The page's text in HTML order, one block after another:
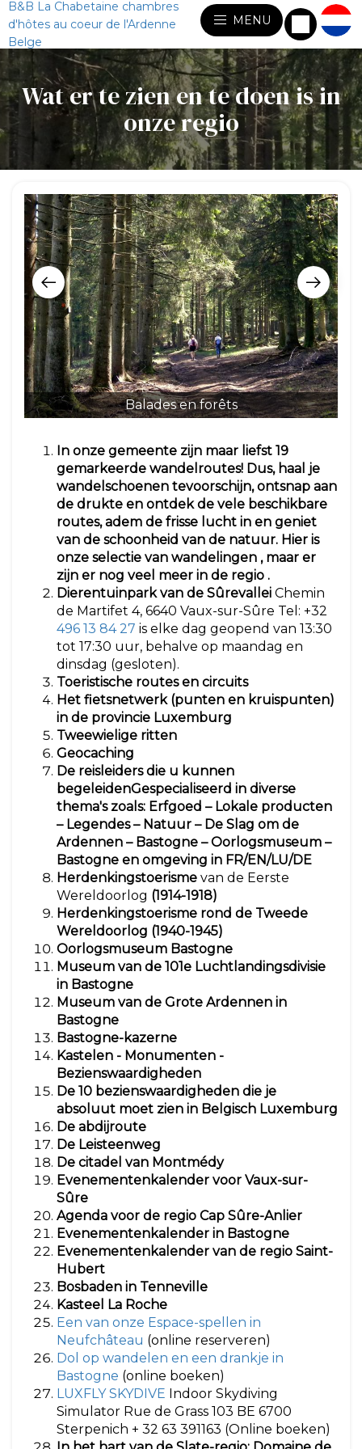
B&B La Chabetaine chambres
d'hôtes au coeur de l'Ardenne
Belge
MENU
Wat er te zien en te doen is in
onze regio
Balades en forêts
In onze gemeente zijn maar liefst 19
gemarkeerde wandelroutes! Dus, haal je
wandelschoenen tevoorschijn, ontsnap aan
de drukte en ontdek de vele beschikbare
routes, adem de frisse lucht in en geniet
van de schoonheid van de natuur. Hier is
onze selectie van wandelingen , maar er
zijn er nog veel meer in de regio .
Dierentuinpark van de Sûrevallei Chemin
de Martifet 4, 6640 Vaux-sur-Sûre Tel: +32
496 13 84 27 is elke dag geopend van 13:30
tot 17:30 uur, behalve op maandag en
dinsdag (gesloten).
Toeristische routes en circuits
Het fietsnetwerk (punten en kruispunten)
in de provincie Luxemburg
Tweewielige ritten
Geocaching
De reisleiders die u kunnen
begeleidenGespecialiseerd in diverse
thema's zoals: Erfgoed – Lokale producten
– Legendes – Natuur – De Slag om de
Ardennen – Bastogne – Oorlogsmuseum –
Bastogne en omgeving in FR/EN/LU/DE
Herdenkingstoerisme van de Eerste
Wereldoorlog (1914-1918)
Herdenkingstoerisme rond de Tweede
Wereldoorlog (1940-1945)
Oorlogsmuseum Bastogne
Museum van de 101e Luchtlandingsdivisie
in Bastogne
Museum van de Grote Ardennen in
Bastogne
Bastogne-kazerne
Kastelen - Monumenten -
Bezienswaardigheden
De 10 bezienswaardigheden die je
absoluut moet zien in Belgisch Luxemburg
De abdijroute
De Leisteenweg
De citadel van Montmédy
Evenementenkalender voor Vaux-sur-
Sûre
Agenda voor de regio Cap Sûre-Anlier
Evenementenkalender in Bastogne
Evenementenkalender van de regio Saint-
Hubert
Bosbaden in Tenneville
Kasteel La Roche
Een van onze Espace-spellen in
Neufchâteau (online reserveren)
Dol op wandelen en een drankje in
Bastogne (online boeken)
LUXFLY SKYDIVE Indoor Skydiving
Simulator Rue de Grass 103 BE 6700
Sterpenich + 32 63 391163 (Online boeken)